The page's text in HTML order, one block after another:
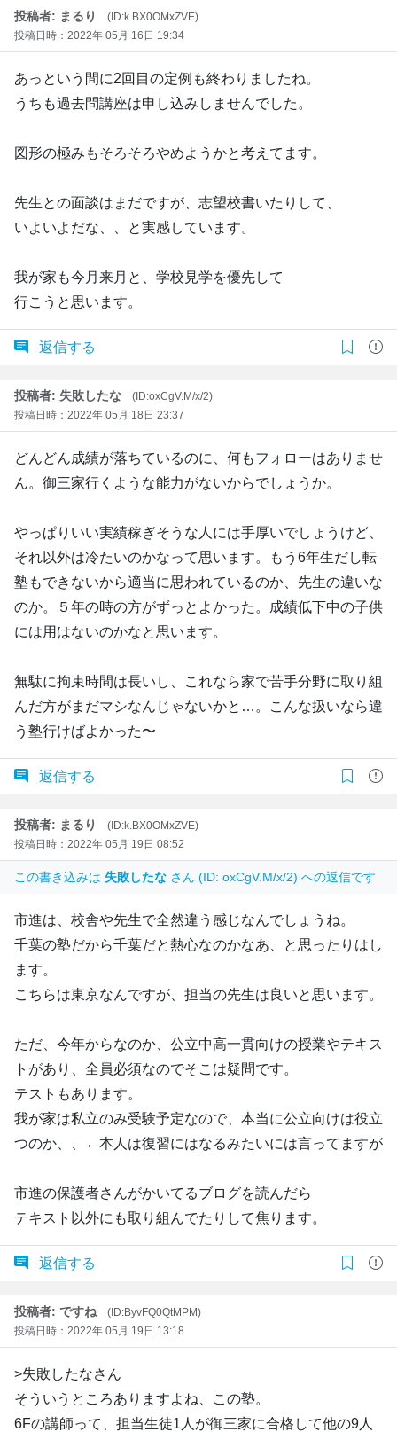
投稿者: まるり
(ID:k.BX0OMxZVE)
投稿日時：2022年 05月 16日 19:34
あっという間に2回目の定例も終わりましたね。
うちも過去問講座は申し込みしませんでした。
図形の極みもそろそろやめようかと考えてます。
先生との面談はまだですが、志望校書いたりして、
いよいよだな、、と実感しています。
我が家も今月来月と、学校見学を優先して
行こうと思います。
返信する
投稿者: 失敗したな
(ID:oxCgV.M/x/2)
投稿日時：2022年 05月 18日 23:37
どんどん成績が落ちているのに、何もフォローはありませ
ん。御三家行くような能力がないからでしょうか。
やっぱりいい実績稼ぎそうな人には手厚いでしょうけど、
それ以外は冷たいのかなって思います。もう6年生だし転
塾もできないから適当に思われているのか、先生の違いな
のか。５年の時の方がずっとよかった。成績低下中の子供
には用はないのかなと思います。
無駄に拘束時間は長いし、これなら家で苦手分野に取り組
んだ方がまだマシなんじゃないかと…。こんな扱いなら違
う塾行けばよかった〜
返信する
投稿者: まるり
(ID:k.BX0OMxZVE)
投稿日時：2022年 05月 19日 08:52
この書き込みは 失敗したな さん (ID: oxCgV.M/x/2) への返信です
市進は、校舎や先生で全然違う感じなんでしょうね。
千葉の塾だから千葉だと熱心なのかなあ、と思ったりはし
ます。
こちらは東京なんですが、担当の先生は良いと思います。
ただ、今年からなのか、公立中高一貫向けの授業やテキス
トがあり、全員必須なのでそこは疑問です。
テストもあります。
我が家は私立のみ受験予定なので、本当に公立向けは役立
つのか、、←本人は復習にはなるみたいには言ってますが
市進の保護者さんがかいてるブログを読んだら
テキスト以外にも取り組んでたりして焦ります。
返信する
投稿者: ですね
(ID:ByvFQ0QtMPM)
投稿日時：2022年 05月 19日 13:18
>失敗したなさん
そういうところありますよね、この塾。
6Fの講師って、担当生徒1人が御三家に合格して他の9人